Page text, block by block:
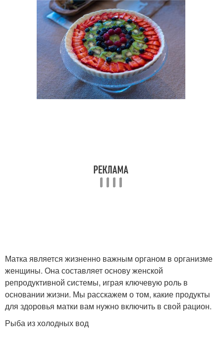
Продукты для
репродуктивного
здоровья
Матка является жизненно важным органом в организме
женщины. Она составляет основу женской
репродуктивной системы, играя ключевую роль в
основании жизни. Мы расскажем о том, какие продукты
для здоровья матки вам нужно включить в свой рацион.
Рыба из холодных вод